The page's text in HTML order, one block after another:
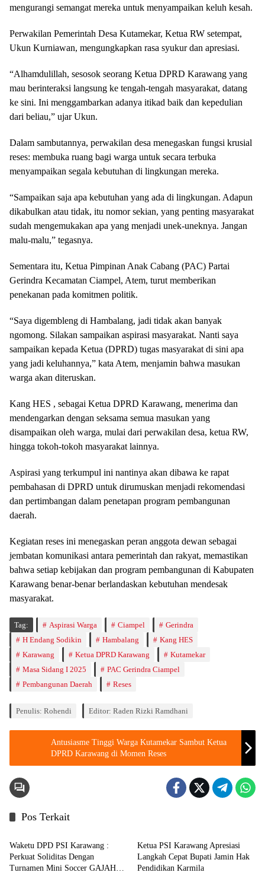
mengurangi semangat mereka untuk menyampaikan keluh kesah.
Perwakilan Pemerintah Desa Kutamekar, Ketua RW setempat,
Ukun Kurniawan, mengungkapkan rasa syukur dan apresiasi.
“Alhamdulillah, sesosok seorang Ketua DPRD Karawang yang
mau berinteraksi langsung ke tengah-tengah masyarakat, datang
ke sini. Ini menggambarkan adanya itikad baik dan kepedulian
dari beliau,” ujar Ukun.
Dalam sambutannya, perwakilan desa menegaskan fungsi krusial
reses: membuka ruang bagi warga untuk secara terbuka
menyampaikan segala kebutuhan di lingkungan mereka.
“Sampaikan saja apa kebutuhan yang ada di lingkungan. Adapun
dikabulkan atau tidak, itu nomor sekian, yang penting masyarakat
sudah mengemukakan apa yang menjadi unek-uneknya. Jangan
malu-malu,” tegasnya.
Sementara itu, Ketua Pimpinan Anak Cabang (PAC) Partai
Gerindra Kecamatan Ciampel, Atem, turut memberikan
penekanan pada komitmen politik.
“Saya digembleng di Hambalang, jadi tidak akan banyak
ngomong. Silakan sampaikan aspirasi masyarakat. Nanti saya
sampaikan kepada Ketua (DPRD) tugas masyarakat di sini apa
yang jadi keluhannya,” kata Atem, menjamin bahwa masukan
warga akan diteruskan.
Kang HES , sebagai Ketua DPRD Karawang, menerima dan
mendengarkan dengan seksama semua masukan yang
disampaikan oleh warga, mulai dari perwakilan desa, ketua RW,
hingga tokoh-tokoh masyarakat lainnya.
Aspirasi yang terkumpul ini nantinya akan dibawa ke rapat
pembahasan di DPRD untuk dirumuskan menjadi rekomendasi
dan pertimbangan dalam penetapan program pembangunan
daerah.
Kegiatan reses ini menegaskan peran anggota dewan sebagai
jembatan komunikasi antara pemerintah dan rakyat, memastikan
bahwa setiap kebijakan dan program pembangunan di Kabupaten
Karawang benar-benar berlandaskan kebutuhan mendesak
masyarakat.
Tag: Aspirasi Warga Ciampel
Gerindra
H Endang Sodikin
Hambalang
Kang HES
Karawang
Ketua DPRD Karawang
Kutamekar
Masa Sidang I 2025
PAC Gerindra Ciampel
Pembangunan Daerah
Reses
Penulis: Rohendi Editor: Raden Rizki Ramdhani
Antusiasme Tinggi Warga Kutamekar Sambut Ketua
DPRD Karawang di Momen Reses
Pos Terkait
Berita
Waketu DPD PSI Karawang :
Perkuat Soliditas Dengan
Turnamen Mini Soccer GAJAH
Ketua PSI Karawang Apresiasi
Langkah Cepat Bupati Jamin Hak
Pendidikan Karmila
Berita Berita